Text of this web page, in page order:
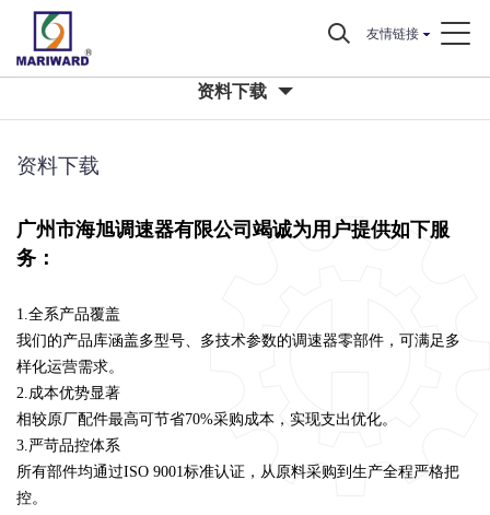
友情链接
资料下载
资料下载
广州市海旭调速器有限公司竭诚为用户提供如下服
务：
1‌.全系产品覆盖‌
我们的产品库涵盖多型号、多技术参数的调速器零部件，可满足多
样化运营需求。
‌2.成本优势显著
相较原厂配件最高可节省70%采购成本，实现支出优化。
‌3.严苛品控体系‌
所有部件均通过ISO 9001标准认证，从原料采购到生产全程严格把
控。